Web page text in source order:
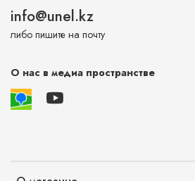
info@unel.kz
либо пишите на почту
О нас в медиа пространстве